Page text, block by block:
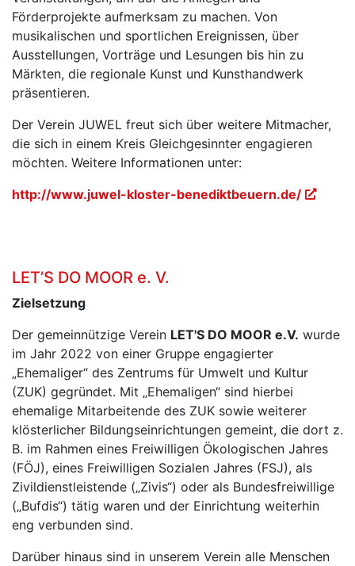
Förderprojekte aufmerksam zu machen. Von
musikalischen und sportlichen Ereignissen, über
Ausstellungen, Vorträge und Lesungen bis hin zu
Märkten, die regionale Kunst und Kunsthandwerk
präsentieren.
Der Verein JUWEL freut sich über weitere Mitmacher,
die sich in einem Kreis Gleichgesinnter engagieren
möchten. Weitere Informationen unter:
http://www.juwel-kloster-benediktbeuern.de/
LET’S DO MOOR e. V.
Zielsetzung
Der gemeinnützige Verein LET'S DO MOOR e.V. wurde
im Jahr 2022 von einer Gruppe engagierter
„Ehemaliger“ des Zentrums für Umwelt und Kultur
(ZUK) gegründet. Mit „Ehemaligen“ sind hierbei
ehemalige Mitarbeitende des ZUK sowie weiterer
klösterlicher Bildungseinrichtungen gemeint, die dort z.
B. im Rahmen eines Freiwilligen Ökologischen Jahres
(FÖJ), eines Freiwilligen Sozialen Jahres (FSJ), als
Zivildienstleistende („Zivis“) oder als Bundesfreiwillige
(„Bufdis“) tätig waren und der Einrichtung weiterhin
eng verbunden sind.
Darüber hinaus sind in unserem Verein alle Menschen